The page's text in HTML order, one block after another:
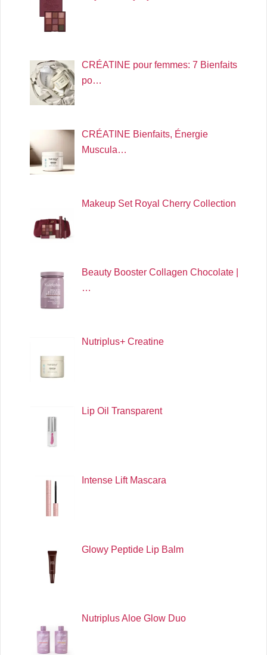
CRÉATINE pour femmes: 7 Bienfaits
po…
CRÉATINE Bienfaits, Énergie
Muscula…
Makeup Set Royal Cherry Collection
Beauty Booster Collagen Chocolate |
…
Nutriplus+ Creatine
Lip Oil Transparent
Intense Lift Mascara
Glowy Peptide Lip Balm
Nutriplus Aloe Glow Duo